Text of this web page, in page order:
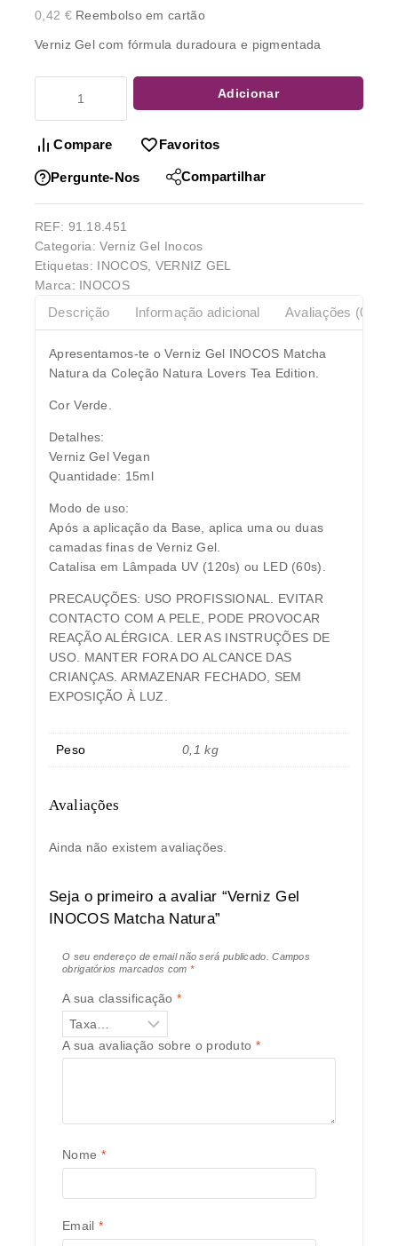
0,42 €Reembolso em cartão
Verniz Gel com fórmula duradoura e pigmentada
Adicionar
Compare Favoritos
Pergunte-Nos Compartilhar
REF: 91.18.451
Categoria:Verniz Gel Inocos
Etiquetas: INOCOS VERNIZ GEL
Marca: INOCOS
Descrição Informação adicional Avaliações (0)
Apresentamos-te o Verniz Gel INOCOS Matcha
Natura da Coleção Natura Lovers Tea Edition.
Cor Verde.
Detalhes:
Verniz Gel Vegan
Quantidade: 15ml
Modo de uso:
Após a aplicação da Base, aplica uma ou duas
camadas finas de Verniz Gel.
Catalisa em Lâmpada UV (120s) ou LED (60s).
PRECAUÇÕES: USO PROFISSIONAL. EVITAR
CONTACTO COM A PELE, PODE PROVOCAR
REAÇÃO ALÉRGICA. LER AS INSTRUÇÕES DE
USO. MANTER FORA DO ALCANCE DAS
CRIANÇAS. ARMAZENAR FECHADO, SEM
EXPOSIÇÃO À LUZ.
Peso 0,1 kg
Avaliações
Ainda não existem avaliações.
Seja o primeiro a avaliar “Verniz Gel
INOCOS Matcha Natura”
O seu endereço de email não será publicado.
Campos
obrigatórios marcados com *
A sua classificação*
A sua avaliação sobre o produto *
Nome *
Email *